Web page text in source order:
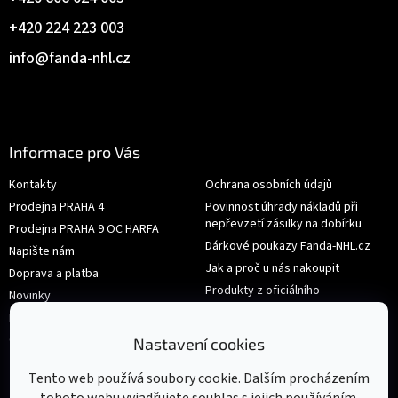
Nastavení cookies
Tento web používá soubory cookie. Dalším procházením
info@fanda-nhl.cz
+420 224 223 003
Informace pro Vás
Kontakty
Prodejna PRAHA 4
Prodejna PRAHA 9 OC HARFA
Napište nám
Doprava a platba
Novinky
Hodnocení obchodu
Obchodní podmínky
Ochrana osobních údajů
Povinnost úhrady nákladů při
nepřevzetí zásilky na dobírku
Dárkové poukazy Fanda-NHL.cz
Jak a proč u nás nakoupit
Produkty z oficiálního
shop.nhl.com
Výměna nebo vrácení zboží